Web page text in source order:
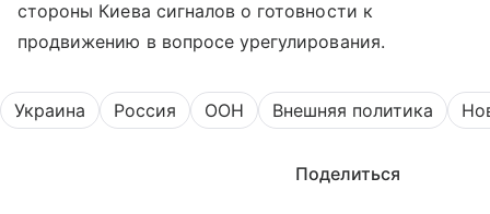
стороны Киева сигналов о готовности к
продвижению в вопросе урегулирования.
Украина Россия ООН Внешняя политика
Поделиться